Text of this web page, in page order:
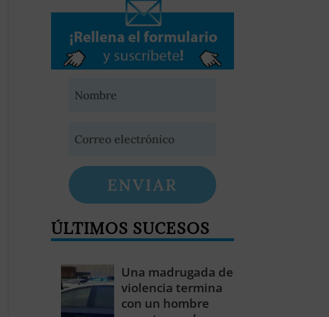
ENVIAR
ÚLTIMOS SUCESOS
Una madrugada de
violencia termina
con un hombre